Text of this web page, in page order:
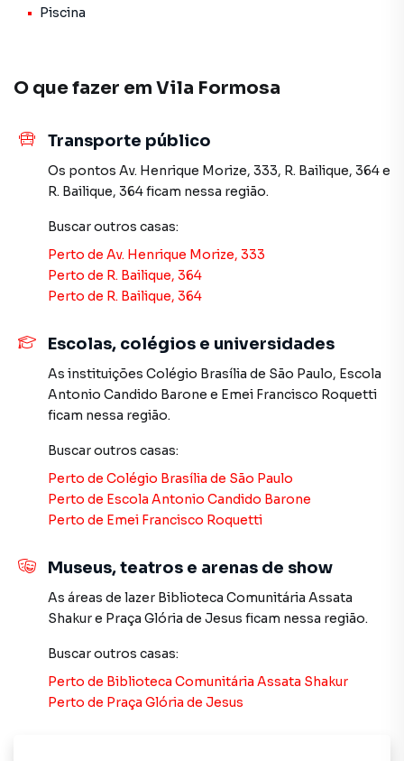
metrô Vila Formosa, 5 min do CERET e perto do Anália
Casa para Venda em região valorizada do bairro Vila
Formosa, em São Paulo. Não encontrou o que procurava
2783-2000.
A Imobiliária Xavier e Brito tem mais opções de
terrenos, lojas e barracões para venda ou locação, além de
planta em Vila Formosa e em outras regiões de São Paulo.
Aqui você encontra milhares de ofertas para encontrar o
imóvel que mais combina com seu estilo de vida.
segurança e tranquilidade. Na Imobiliária Xavier e Brito
você consegue comprar ou alugar um imóvel em São Paulo
mesmo não estando na cidade e com a praticidade de
smartphone. Nós criamos soluções inovadoras para
simplificar a relação de proprietários, inquilinos e
compradores com o mercado imobiliário.
Anuncie seu imóvel! É fácil, rápido e gratuito! A Imobiliária
Xavier e Brito é uma imobiliária digital com imóveis em
diversas cidades do Brasil, incluindo São Paulo.
Piscina
O que fazer em Vila Formosa
Transporte público
Os pontos Av. Henrique Morize, 333, R. Bailique, 364e
R. Bailique, 364ficam nessa região.
Buscar outros casas:
Perto de Av. Henrique Morize, 333
Perto de R. Bailique, 364
Perto de R. Bailique, 364
Escolas, colégios e universidades
As instituições Colégio Brasília de São Paulo, Escola
Antonio Candido Barone e Emei Francisco Roquetti
ficam nessa região.
Buscar outros casas:
Perto de Colégio Brasília de São Paulo
Perto de Escola Antonio Candido Barone
Perto de Emei Francisco Roquetti
Museus, teatros e arenas de show
As áreas de lazer Biblioteca Comunitária Assata
Shakure Praça Glória de Jesus ficam nessa região.
Buscar outros casas:
Perto de Biblioteca Comunitária Assata Shakur
Perto de Praça Glória de Jesus